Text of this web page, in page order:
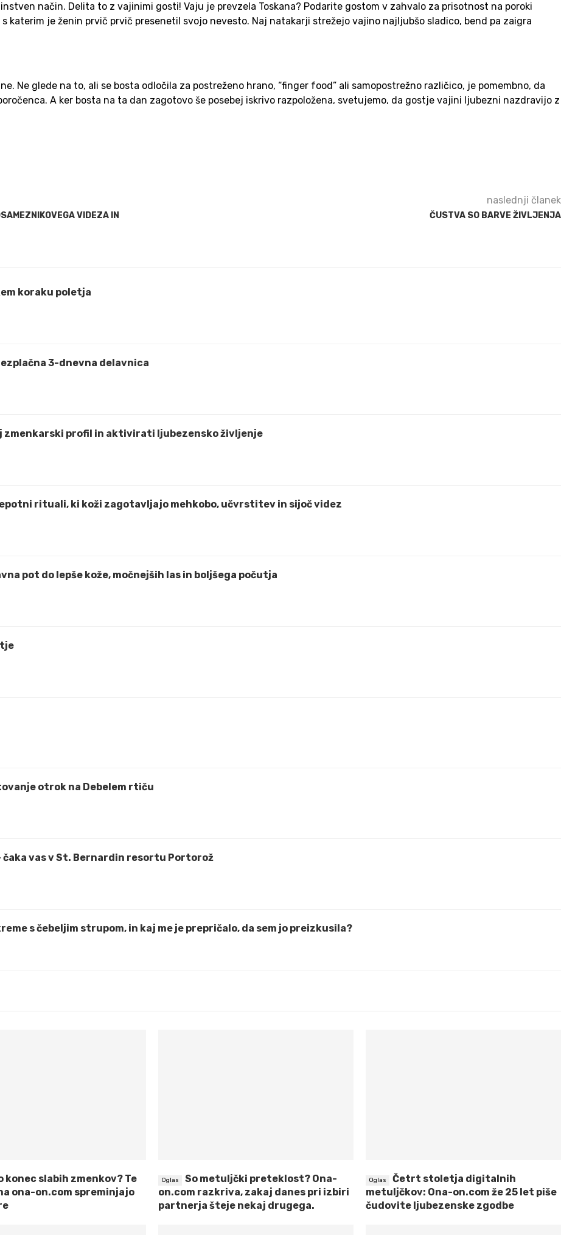
način. Delita to z vajinimi gosti! Vaju je prevzela Toskana? Podarite gostom v zahvalo za prisotnost na poroki
katerim je ženin prvič prvič presenetil svojo nevesto. Naj natakarji strežejo vajino najljubšo sladico, bend pa zaigra
Ne glede na to, ali se bosta odločila za postreženo hrano, “finger food” ali samopostrežno različico, je pomembno, da
A ker bosta na ta dan zagotovo še posebej iskrivo razpoložena, svetujemo, da gostje vajini ljubezni nazdravijo z
VIDEZA IN
naslednji članek
ČUSTVA SO BARVE ŽIVLJENJA
koraku poletja
3-dnevna delavnica
zmenkarski profil in aktivirati ljubezensko življenje
rituali, ki koži zagotavljajo mehkobo, učvrstitev in sijoč videz
pot do lepše kože, močnejših las in boljšega počutja
otrok na Debelem rtiču
vas v St. Bernardin resortu Portorož
s čebeljim strupom, in kaj me je prepričalo, da sem jo preizkusila?
konec slabih zmenkov? Te
na ona-on.com spreminjajo
So metuljčki preteklost? Ona-
on.com razkriva, zakaj danes pri izbiri
partnerja šteje nekaj drugega.
Četrt stoletja digitalnih
metuljčkov: Ona-on.com že 25 let piše
čudovite ljubezenske zgodbe